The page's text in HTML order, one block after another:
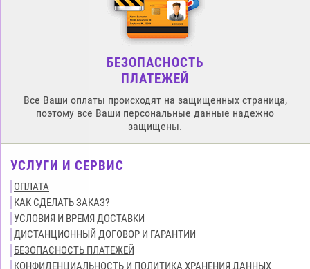
БЕЗОПАСНОСТЬ
ПЛАТЕЖЕЙ
Все Ваши оплаты происходят на защищенных страница,
поэтому все Ваши персональные данные надежно
защищены.
УСЛУГИ И СЕРВИС
ОПЛАТА
КАК СДЕЛАТЬ ЗАКАЗ?
УСЛОВИЯ И ВРЕМЯ ДОСТАВКИ
ДИСТАНЦИОННЫЙ ДОГОВОР И ГАРАНТИИ
БЕЗОПАСНОСТЬ ПЛАТЕЖЕЙ
КОНФИДЕНЦИАЛЬНОСТЬ И ПОЛИТИКА ХРАНЕНИЯ ДАННЫХ